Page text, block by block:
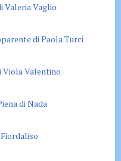
Valeria Vaglio
di Paola Turci
Viola Valentino
di Nada